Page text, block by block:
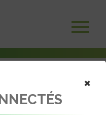
électrique bientôt en
×